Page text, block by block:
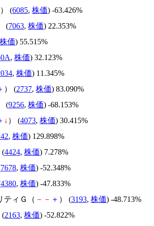
） (6085, 株価) -63.426%
(7063, 株価) 22.353%
株価) 55.515%
, 株価) 32.123%
, 株価) 11.345%
） (2737, 株価) 83.090%
(9256, 株価) -68.153%
↓ ） (4073, 株価) 30.415%
, 株価) 129.898%
(4424, 株価) 7.278%
7678, 株価) -52.348%
4380, 株価) -47.833%
ティＧ（ － － ＋ ） (3193, 株価) -48.713%
(2163, 株価) -52.822%